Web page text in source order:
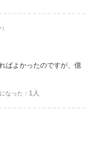
ばよかったのですが、億
なった： 1人